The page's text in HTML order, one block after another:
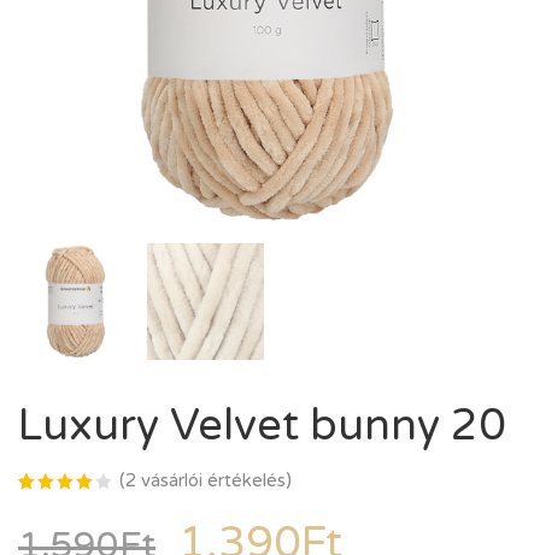
Luxury Velvet bunny 20
5-ből,
értékelés
(2 vásárlói értékelés)
1,590Ft 1,390Ft